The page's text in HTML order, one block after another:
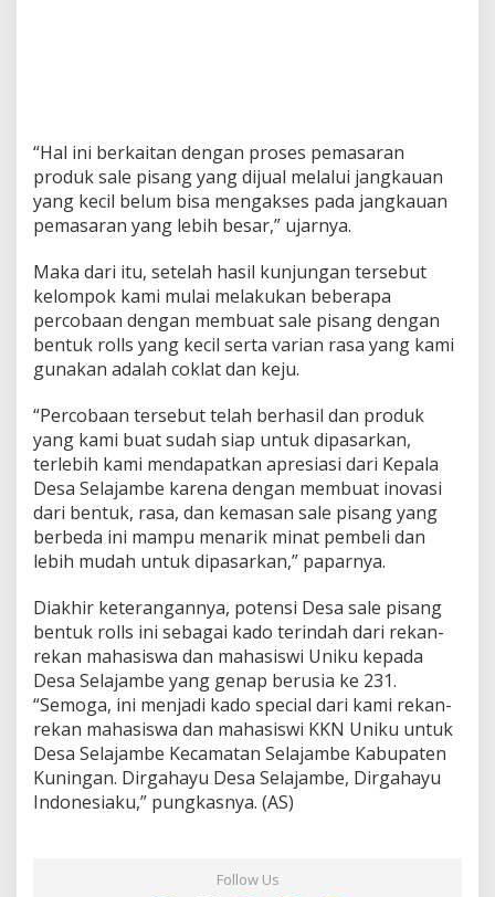
“Hal ini berkaitan dengan proses pemasaran
produk sale pisang yang dijual melalui jangkauan
yang kecil belum bisa mengakses pada jangkauan
pemasaran yang lebih besar,” ujarnya.
Maka dari itu, setelah hasil kunjungan tersebut
kelompok kami mulai melakukan beberapa
percobaan dengan membuat sale pisang dengan
bentuk rolls yang kecil serta varian rasa yang kami
gunakan adalah coklat dan keju.
“Percobaan tersebut telah berhasil dan produk
yang kami buat sudah siap untuk dipasarkan,
terlebih kami mendapatkan apresiasi dari Kepala
Desa Selajambe karena dengan membuat inovasi
dari bentuk, rasa, dan kemasan sale pisang yang
berbeda ini mampu menarik minat pembeli dan
lebih mudah untuk dipasarkan,” paparnya.
Diakhir keterangannya, potensi Desa sale pisang
bentuk rolls ini sebagai kado terindah dari rekan-
rekan mahasiswa dan mahasiswi Uniku kepada
Desa Selajambe yang genap berusia ke 231.
“Semoga, ini menjadi kado special dari kami rekan-
rekan mahasiswa dan mahasiswi KKN Uniku untuk
Desa Selajambe Kecamatan Selajambe Kabupaten
Kuningan. Dirgahayu Desa Selajambe, Dirgahayu
Indonesiaku,” pungkasnya. (AS)
Follow Us